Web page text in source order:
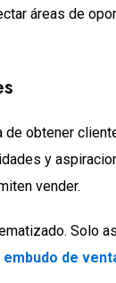
áreas de
obtener
y
vender.
Solo
de